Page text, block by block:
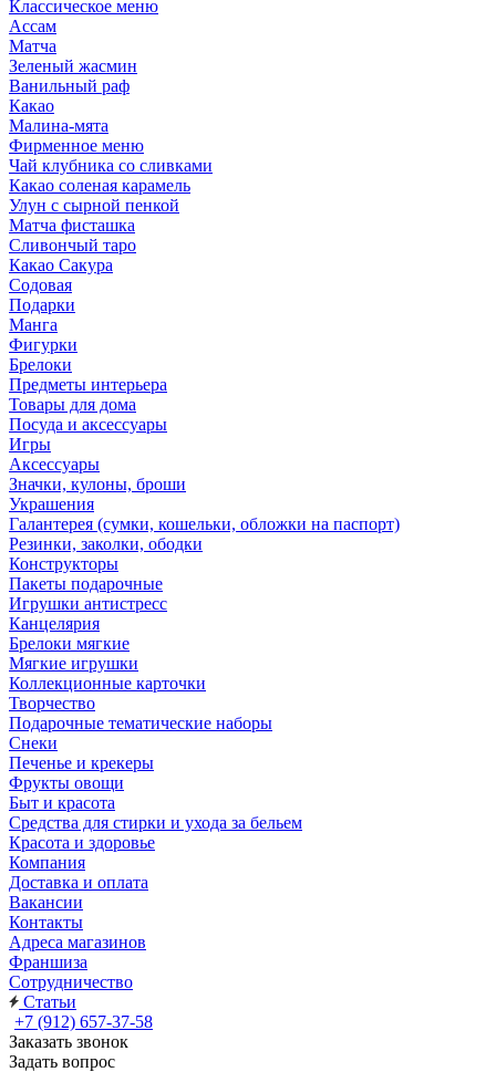
Классическое меню
Ассам
Матча
Зеленый жасмин
Ванильный раф
Какао
Малина-мята
Фирменное меню
Чай клубника со сливками
Какао соленая карамель
Улун с сырной пенкой
Матча фисташка
Сливончый таро
Какао Сакура
Содовая
Подарки
Манга
Фигурки
Брелоки
Предметы интерьера
Товары для дома
Посуда и аксессуары
Игры
Аксессуары
Значки, кулоны, броши
Украшения
Галантерея (сумки, кошельки, обложки на паспорт)
Резинки, заколки, ободки
Конструкторы
Пакеты подарочные
Игрушки антистресс
Канцелярия
Брелоки мягкие
Мягкие игрушки
Коллекционные карточки
Творчество
Подарочные тематические наборы
Снеки
Печенье и крекеры
Фрукты овощи
Быт и красота
Средства для стирки и ухода за бельем
Красота и здоровье
Компания
Доставка и оплата
Вакансии
Контакты
Адреса магазинов
Франшиза
Сотрудничество
Статьи
+7 (912) 657-37-58
Заказать звонок
Задать вопрос